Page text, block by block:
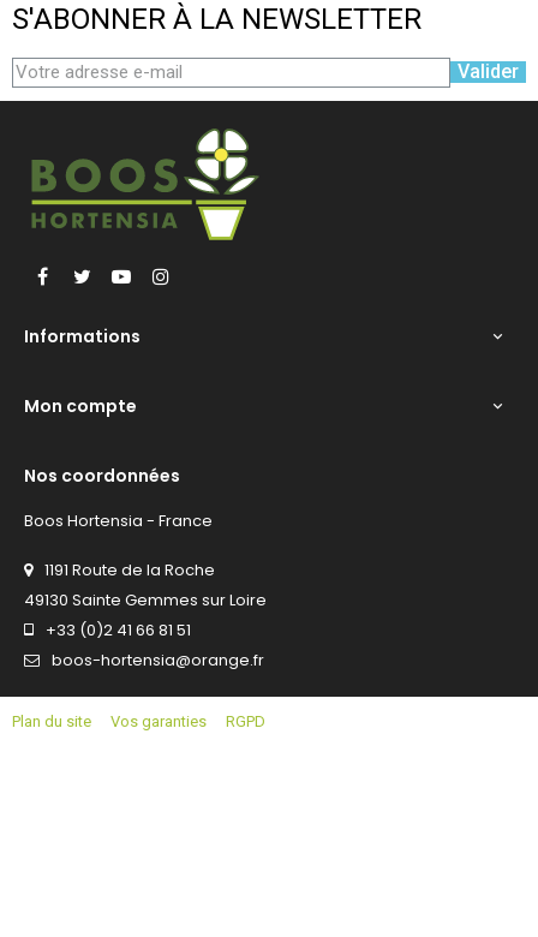
S'ABONNER À LA NEWSLETTER
Valider
Facebook
Twitter YouTube
Informations 
Mon compte 
Nos coordonnées
Boos Hortensia - France
1191 Route de la Roche
49130 Sainte Gemmes sur Loire
+33 (0)2 41 66 81 51
boos-hortensia@orange.fr
Plan du site Vos garanties RGPD